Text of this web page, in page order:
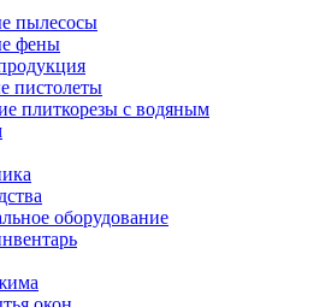
пылесосы
фены
пистолеты
плиткорезы с водяным
оборудование